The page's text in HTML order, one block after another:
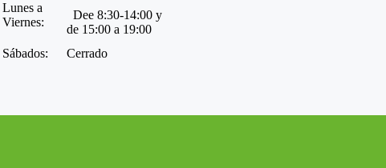
Lunes a
Viernes:
Dee 8:30-14:00 y
de 15:00 a 19:00
Sábados:
Cerrado